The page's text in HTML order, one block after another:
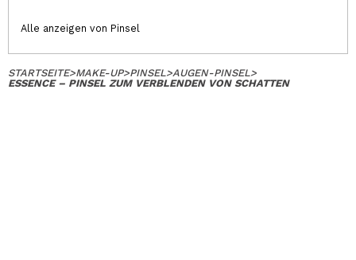
Alle anzeigen von Pinsel
STARTSEITE>MAKE-UP>PINSEL>AUGEN-PINSEL>
ESSENCE – PINSEL ZUM VERBLENDEN VON SCHATTEN